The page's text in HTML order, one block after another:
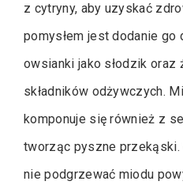
z cytryny, aby uzyskać
pomysłem jest dodanie go
owsianki jako słodzik oraz
składników odżywczych.
komponuje się również z
tworząc pyszne przekąski.
nie podgrzewać miodu